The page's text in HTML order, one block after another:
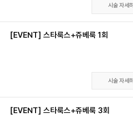
시술 자세히
[EVENT] 스타룩스+쥬베룩 1회
시술 자세히
[EVENT] 스타룩스+쥬베룩 3회